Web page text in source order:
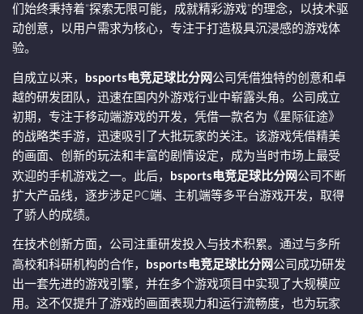
们始终秉持着“探索无限可能，成就精彩游戏”的理念，以技术驱
动创意，以用户需求为核心，专注于打造极具沉浸感的游戏体
验。
自成立以来， bsports电竞足球比分网公司凭借独特的创意和卓
越的研发团队，迅速在国内外游戏行业中崭露头角。公司成立
初期，专注于移动端游戏的开发，凭借一款名为《星际征途》
的战略类手游，迅速吸引了大批玩家的关注。该游戏凭借精美
的画面、创新的玩法和丰富的剧情设定，成为当时市场上最受
欢迎的手机游戏之一。此后， bsports电竞足球比分网公司不断
扩大产品线，逐步涉足PC端、主机端等多平台游戏开发，取得
了骄人的成绩。
在技术创新方面，公司注重研发投入与技术积累。通过与多所
高校和科研机构的合作， bsports电竞足球比分网公司成功研发
出一套先进的游戏引擎，并在多个游戏项目中实现了大规模应
用。这不仅提升了游戏的画面表现力和运行流畅度，也为玩家